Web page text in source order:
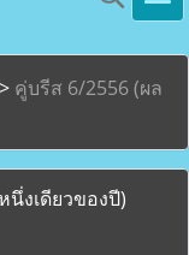
> คู่บรีส 6/2556 (ผล
งเดียวของปี)